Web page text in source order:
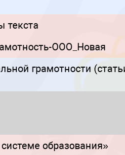
текста
ООО_Новая
грамотности
образования»